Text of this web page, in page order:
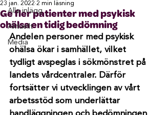
Alla inlägg
Aktuellt
Media
Ge fler patienter med psykisk
ohälsa en tidig bedömning
23 jan. 2022 2 min läsning
Andelen personer med psykisk
ohälsa ökar i samhället, vilket
tydligt avspeglas i sökmönstret på
landets vårdcentraler. Därför
fortsätter vi utvecklingen av vårt
arbetsstöd som underlättar